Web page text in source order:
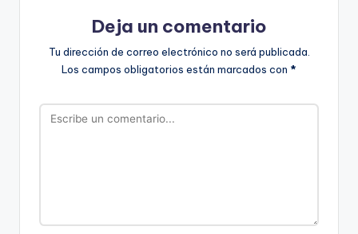
Deja un comentario
Tu dirección de correo electrónico no será publicada.
Los campos obligatorios están marcados con *